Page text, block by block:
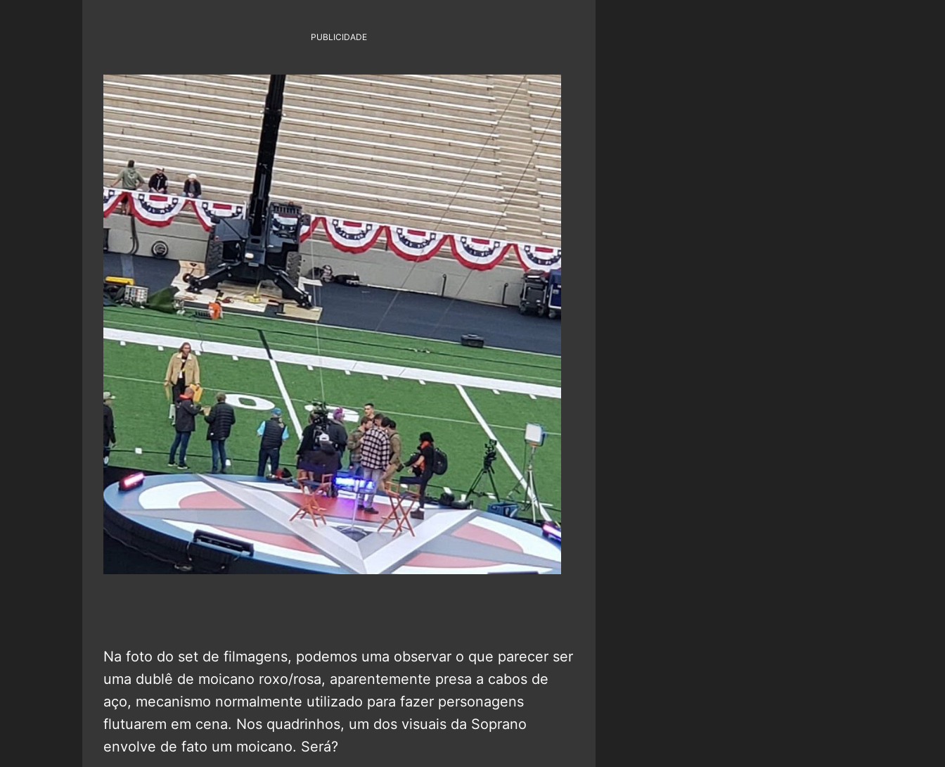
PUBLICIDADE
Na foto do set de filmagens, podemos uma observar o que parecer ser
uma dublê de moicano roxo/rosa, aparentemente presa a cabos de
aço, mecanismo normalmente utilizado para fazer personagens
flutuarem em cena. Nos quadrinhos, um dos visuais da Soprano
envolve de fato um moicano. Será?